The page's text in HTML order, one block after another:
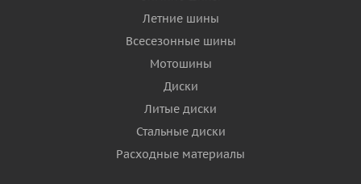
Летние шины
Всесезонные шины
Мотошины
Диски
Литые диски
Стальные диски
Расходные материалы